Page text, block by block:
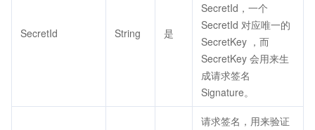
SecretId String 是
SecretId，一个
SecretId 对应唯一的
SecretKey ，而
SecretKey 会用来生
成请求签名
Signature。
请求签名，用来验证